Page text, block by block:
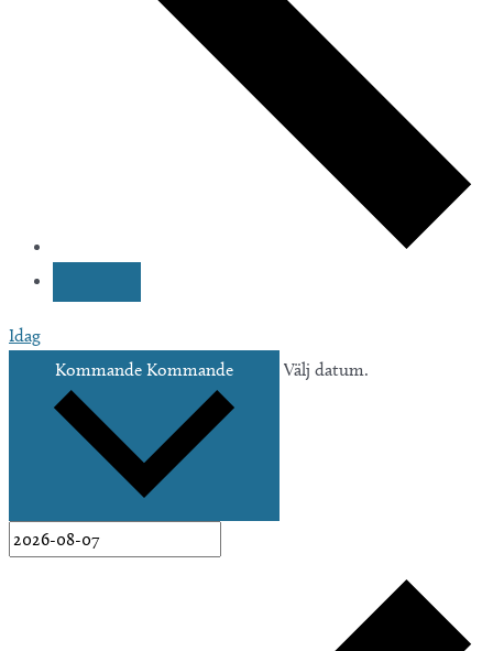
Idag
Kommande Kommande Välj datum.